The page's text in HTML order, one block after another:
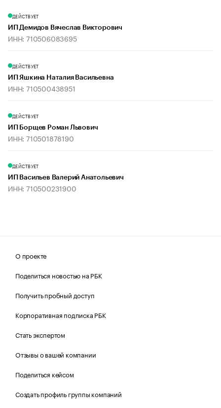
ДЕЙСТВУЕТ
ИП Демидов Вячеслав Викторович
ИНН: 710506083695
ДЕЙСТВУЕТ
ИП Яшкина Наталия Васильевна
ИНН: 710500438951
ДЕЙСТВУЕТ
ИП Борщев Роман Львович
ИНН: 710501878190
ДЕЙСТВУЕТ
ИП Васильев Валерий Анатольевич
ИНН: 710500231900
О проекте
Поделиться новостью на РБК
Получить пробный доступ
Корпоративная подписка РБК
Стать экспертом
Отзывы о вашей компании
Поделиться кейсом
Создать профиль группы компаний